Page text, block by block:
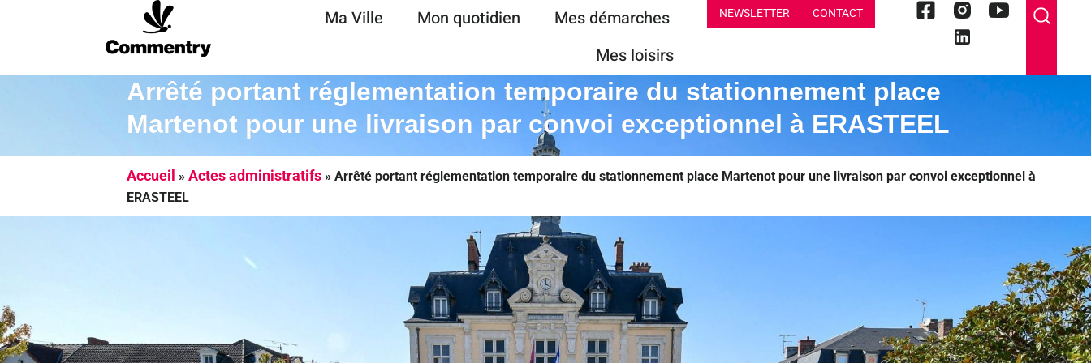
Ma Ville Mon quotidien
Mes démarches
Mes loisirs
NEWSLETTER CONTACT
Arrêté portant réglementation temporaire du stationnement place
Martenot pour une livraison par convoi exceptionnel à ERASTEEL
Accueil » Actes administratifs » Arrêté portant réglementation temporaire du stationnement place Martenot pour une livraison par convoi exceptionnel à
ERASTEEL